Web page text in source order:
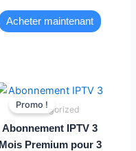
Acheter maintenant
Promo !
Uncategorized
Abonnement IPTV 3
Mois Premium pour 3
Le
initial
était :
89,00 €.
Le
est :
65,00 €.